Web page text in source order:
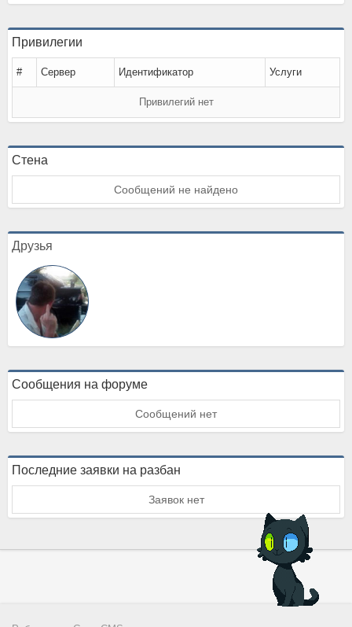
Привилегии
# Сервер Идентификатор Услуги
Привилегий нет
Стена
Сообщений не найдено
Друзья
Сообщения на форуме
Сообщений нет
Последние заявки на разбан
Заявок нет